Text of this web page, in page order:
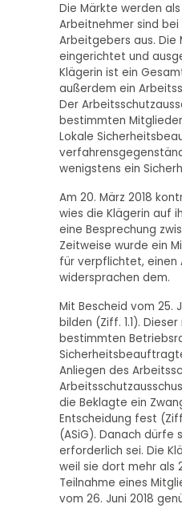
Die Märkte werden
Arbeitnehmer sind
Arbeitgebers aus.
eingerichtet und
Klägerin ist ein
außerdem ein
Der
bestimmten
Lokale
wenigstens ein
Am 20. März 2018
wies die Klägerin auf
eine Besprechung
Zeitweise wurde ein
für verpflichtet, einen
widersprachen dem.
Mit Bescheid vom 25.
bilden (Ziff. 1.1).
bestimmten
Anliegen des
die Beklagte ein
Entscheidung fest
(ASiG). Danach dürfe
erforderlich sei. Die
weil sie dort mehr als
Teilnahme eines
vom 26. Juni 2018